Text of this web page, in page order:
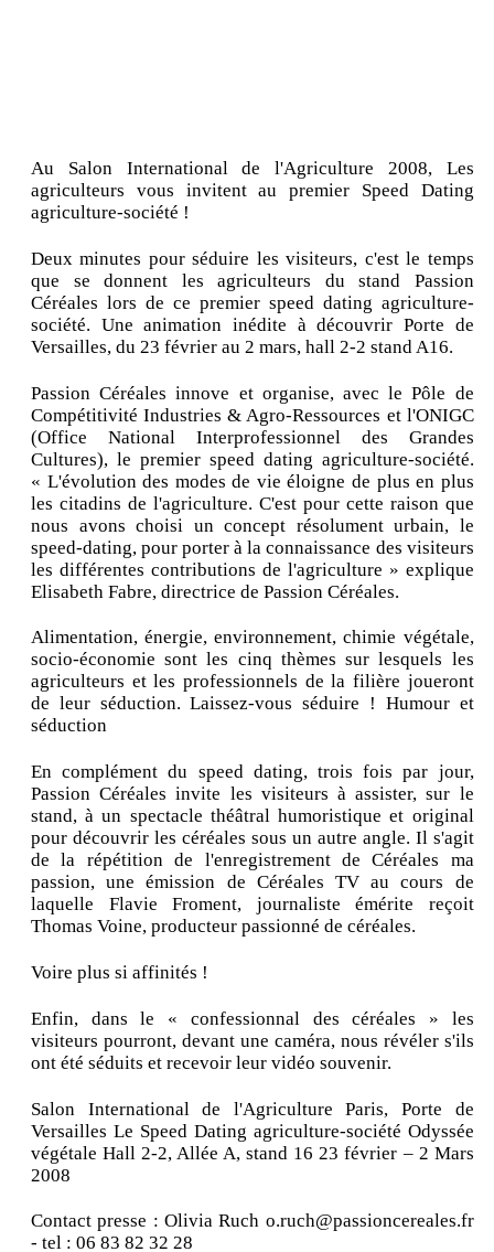
Au Salon International de l'Agriculture 2008, Les
agriculteurs vous invitent au premier Speed Dating
agriculture-société !
Deux minutes pour séduire les visiteurs, c'est le temps
que se donnent les agriculteurs du stand Passion
Céréales lors de ce premier speed dating agriculture-
société. Une animation inédite à découvrir Porte de
Versailles, du 23 février au 2 mars, hall 2-2 stand A16.
Passion Céréales innove et organise, avec le Pôle de
Compétitivité Industries & Agro-Ressources et l'ONIGC
(Office National Interprofessionnel des Grandes
Cultures), le premier speed dating agriculture-société.
« L'évolution des modes de vie éloigne de plus en plus
les citadins de l'agriculture. C'est pour cette raison que
nous avons choisi un concept résolument urbain, le
speed-dating, pour porter à la connaissance des visiteurs
les différentes contributions de l'agriculture » explique
Elisabeth Fabre, directrice de Passion Céréales.
Alimentation, énergie, environnement, chimie végétale,
socio-économie sont les cinq thèmes sur lesquels les
agriculteurs et les professionnels de la filière joueront
de leur séduction. Laissez-vous séduire ! Humour et
séduction
En complément du speed dating, trois fois par jour,
Passion Céréales invite les visiteurs à assister, sur le
stand, à un spectacle théâtral humoristique et original
pour découvrir les céréales sous un autre angle. Il s'agit
de la répétition de l'enregistrement de Céréales ma
passion, une émission de Céréales TV au cours de
laquelle Flavie Froment, journaliste émérite reçoit
Thomas Voine, producteur passionné de céréales.
Voire plus si affinités !
Enfin, dans le « confessionnal des céréales » les
visiteurs pourront, devant une caméra, nous révéler s'ils
ont été séduits et recevoir leur vidéo souvenir.
Salon International de l'Agriculture Paris, Porte de
Versailles Le Speed Dating agriculture-société Odyssée
végétale Hall 2-2, Allée A, stand 16 23 février – 2 Mars
2008
Contact presse : Olivia Ruch o.ruch@passioncereales.fr
- tel : 06 83 82 32 28